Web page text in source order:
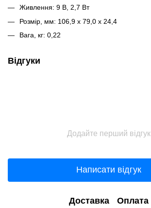
Живлення: 9 В, 2,7 Вт
Розмір, мм: 106,9 x 79,0 x 24,4
Вага, кг: 0,22
Відгуки
Додайте перший відгук
Написати відгук
Доставка Оплата